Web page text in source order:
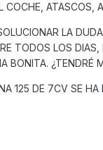
ATASCOS,
LA
TODOS LOS
BONITA. ¿TENDRÉ
125 DE 7CV SE